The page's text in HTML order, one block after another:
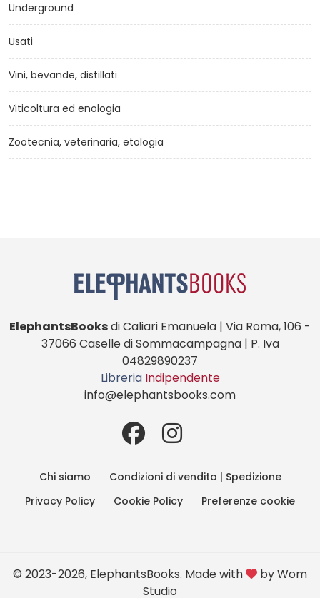
Underground
Usati
Vini, bevande, distillati
Viticoltura ed enologia
Zootecnia, veterinaria, etologia
ElephantsBooksdi Caliari Emanuela | Via Roma, 106 -
37066 Caselle di Sommacampagna | P. Iva
04829890237
Libreria Indipendente
info@elephantsbooks.com
Chi siamo
Condizioni di vendita | Spedizione
Privacy Policy
Cookie Policy Preferenze cookie
© 2023-2026, ElephantsBooks. Made with byWom
Studio